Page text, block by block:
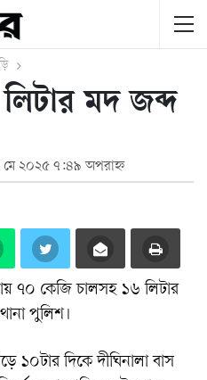
মদ জব্দ
মে ২০২৫ ৭:৪৯ অপরাহ্ন
৭০ কেজি চালসহ ১৬ লিটার
পুলিশ।
১০টার দিকে দীঘিনালা বাস